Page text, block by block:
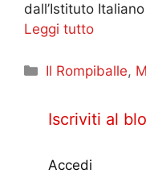
dall’Istituto
Leggi tutto
Categorie
Il Rompiballe,
Iscriviti al
Accedi